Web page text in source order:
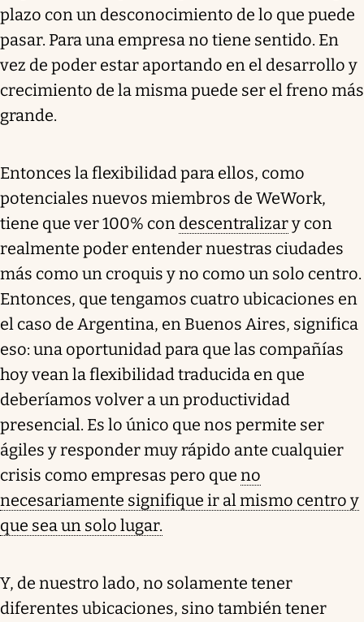
plazo con un desconocimiento de lo que puede
pasar. Para una empresa no tiene sentido. En
vez de poder estar aportando en el desarrollo y
crecimiento de la misma puede ser el freno más
grande.
Entonces la flexibilidad para ellos, como
potenciales nuevos miembros de WeWork,
tiene que ver 100% con descentralizary con
realmente poder entender nuestras ciudades
más como un croquis y no como un solo centro.
Entonces, que tengamos cuatro ubicaciones en
el caso de Argentina, en Buenos Aires, significa
eso: una oportunidad para que las compañías
hoy vean la flexibilidad traducida en que
deberíamos volver a un productividad
presencial. Es lo único que nos permite ser
ágiles y responder muy rápido ante cualquier
crisis como empresas pero que no
necesariamente signifique ir al mismo centro y
que sea un solo lugar.
Y, de nuestro lado, no solamente tener
diferentes ubicaciones, sino también tener